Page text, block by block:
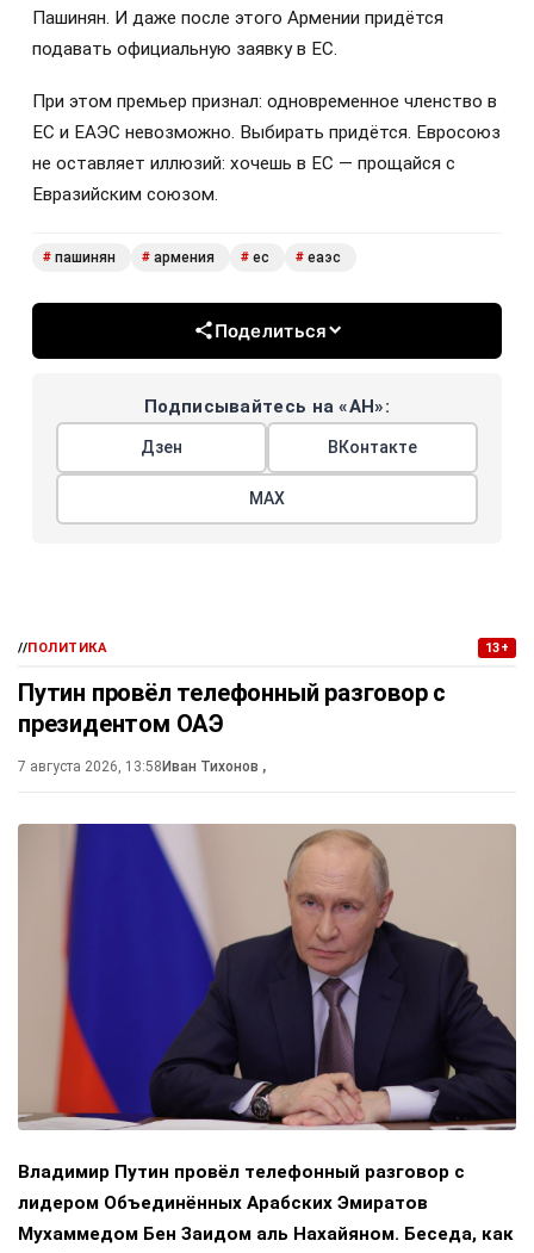
Пашинян. И даже после этого Армении придётся
подавать официальную заявку в ЕС.
При этом премьер признал: одновременное членство в
ЕС и ЕАЭС невозможно. Выбирать придётся. Евросоюз
не оставляет иллюзий: хочешь в ЕС — прощайся с
Евразийским союзом.
# пашинян # армения # ес # еаэс
Поделиться
Подписывайтесь на «АН»:
Дзен ВКонтакте
МАХ
//ПОЛИТИКА 13+
Путин провёл телефонный разговор с
президентом ОАЭ
7 августа 2026, 13:58Иван Тихонов ,
Владимир Путин провёл телефонный разговор с
лидером Объединённых Арабских Эмиратов
Мухаммедом Бен Заидом аль Нахайяном. Беседа, как